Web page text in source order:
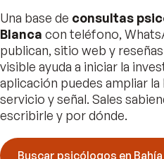
Una base de consultas
Blanca con teléfono,
publican, sitio web y
visible ayuda a iniciar la
aplicación puedes ampliar
servicio y señal. Sales
escribirle y por dónde.
Buscar psicólogos en Bahía